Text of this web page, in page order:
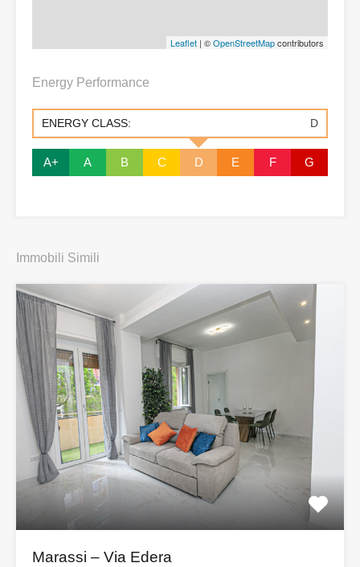
Leaflet | ©OpenStreetMapcontributors
Energy Performance
ENERGY CLASS: D
A+ A B C D E F G
Immobili Simili
Marassi – Via Edera